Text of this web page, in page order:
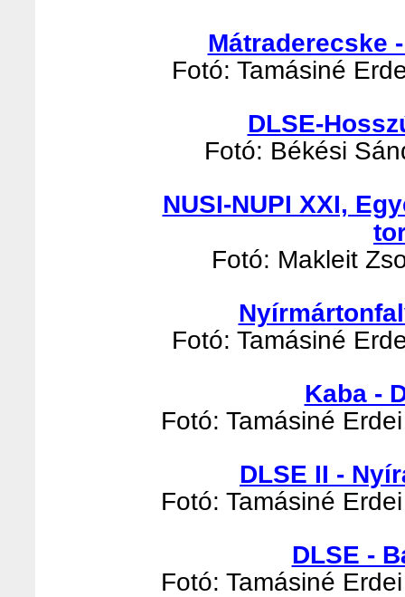
Mátraderecske
Fotó: Tamásiné
DLSE-
Fotó: Békési
NUSI-NUPI XXI,
Fotó: Makleit
Fotó: Tamásiné
Kaba -
Fotó: Tamásiné
DLSE II -
Fotó: Tamásiné
DLSE -
Fotó: Tamásiné